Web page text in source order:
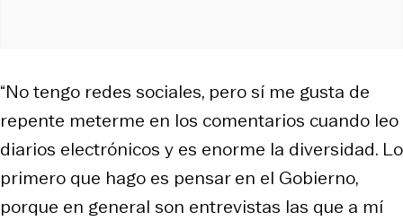
“No tengo redes sociales, pero sí me gusta de
repente meterme en los comentarios cuando leo
diarios electrónicos y es enorme la diversidad. Lo
primero que hago es pensar en el Gobierno,
porque en general son entrevistas las que a mí